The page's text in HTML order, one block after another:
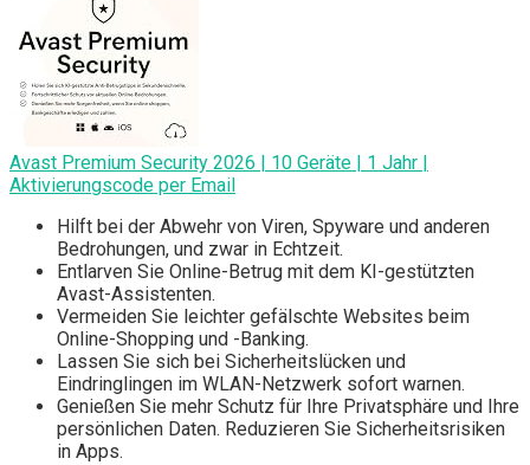
Avast Premium Security 2026 | 10 Geräte | 1 Jahr |
Aktivierungscode per Email
Hilft bei der Abwehr von Viren, Spyware und anderen
Bedrohungen, und zwar in Echtzeit.
Entlarven Sie Online-Betrug mit dem KI-gestützten
Avast-Assistenten.
Vermeiden Sie leichter gefälschte Websites beim
Online-Shopping und -Banking.
Lassen Sie sich bei Sicherheitslücken und
Eindringlingen im WLAN-Netzwerk sofort warnen.
Genießen Sie mehr Schutz für Ihre Privatsphäre und Ihre
persönlichen Daten. Reduzieren Sie Sicherheitsrisiken
in Apps.